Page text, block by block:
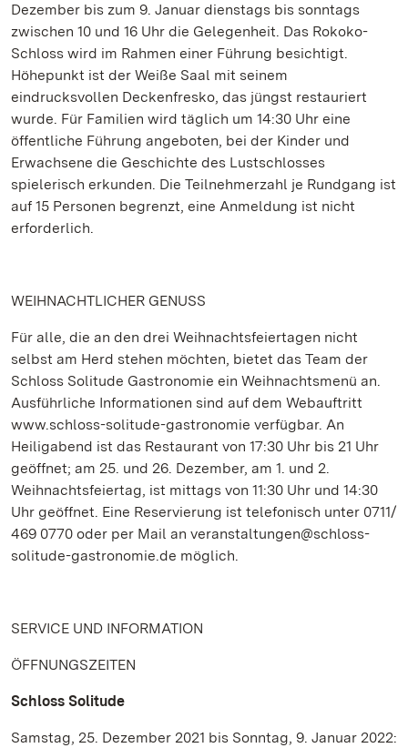
Dezember bis zum 9. Januar dienstags bis sonntags
zwischen 10 und 16 Uhr die Gelegenheit. Das Rokoko-
Schloss wird im Rahmen einer Führung besichtigt.
Höhepunkt ist der Weiße Saal mit seinem
eindrucksvollen Deckenfresko, das jüngst restauriert
wurde. Für Familien wird täglich um 14:30 Uhr eine
öffentliche Führung angeboten, bei der Kinder und
Erwachsene die Geschichte des Lustschlosses
spielerisch erkunden. Die Teilnehmerzahl je Rundgang ist
auf 15 Personen begrenzt, eine Anmeldung ist nicht
erforderlich.
WEIHNACHTLICHER GENUSS
Für alle, die an den drei Weihnachtsfeiertagen nicht
selbst am Herd stehen möchten, bietet das Team der
Schloss Solitude Gastronomie ein Weihnachtsmenü an.
Ausführliche Informationen sind auf dem Webauftritt
www.schloss-solitude-gastronomie verfügbar. An
Heiligabend ist das Restaurant von 17:30 Uhr bis 21 Uhr
geöffnet; am 25. und 26. Dezember, am 1. und 2.
Weihnachtsfeiertag, ist mittags von 11:30 Uhr und 14:30
Uhr geöffnet. Eine Reservierung ist telefonisch unter 0711/
469 0770 oder per Mail an veranstaltungen@schloss-
solitude-gastronomie.de möglich.
SERVICE UND INFORMATION
ÖFFNUNGSZEITEN
Schloss Solitude
Samstag, 25. Dezember 2021 bis Sonntag, 9. Januar 2022: